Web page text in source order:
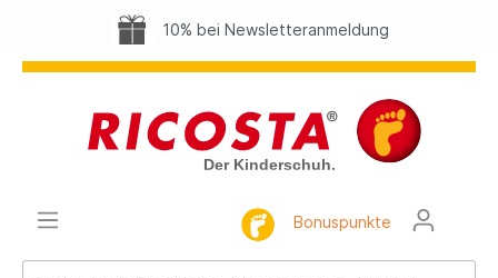
10% bei Newsletteranmeldung
Bonuspunkte